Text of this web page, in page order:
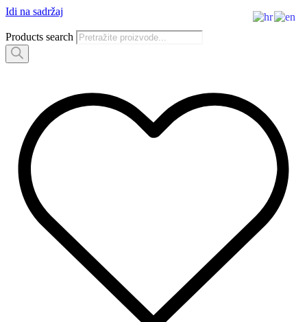
Idi na sadržaj
Products search